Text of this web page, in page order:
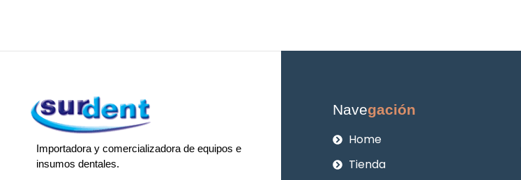
Importadora y comercializadora de equipos e
insumos dentales.
Navegación
Home
Tienda